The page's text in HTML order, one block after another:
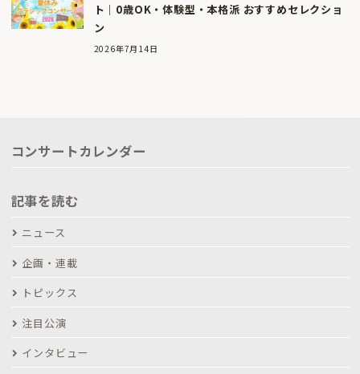
ト｜0歳OK・体験型・本格派 おすすめセレクショ
ン
2026年7月14日
コンサートカレンダー
記事を読む
ニュース
企画・連載
トピックス
注目公演
インタビュー